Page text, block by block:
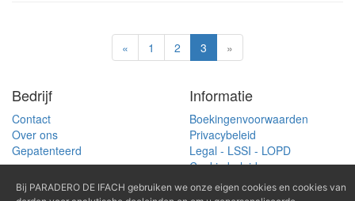
« 1 2 3 »
Bedrijf
Contact
Over ons
Gepatenteerd
Informatie
Boekingenvoorwaarden
Privacybeleid
Legal - LSSI - LOPD
Cookie beleid
Bij PARADERO DE IFACH gebruiken we onze eigen cookies en cookies van